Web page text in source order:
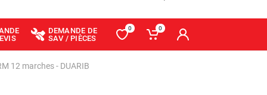
DEMANDE DE
SAV / PIÈCES
0 0
12 marches - DUARIB